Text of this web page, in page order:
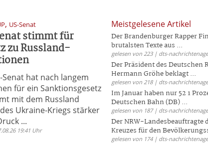
, US-Senat
stimmt für
zu Russland-
Senat hat nach langem
für ein Sanktionsgesetz
mit dem Russland
Ukraine-Kriegs stärker
...
19:41 Uhr
Meistgelesene Artikel
Der Brandenburger Rapper
brutalsten Texte aus ...
gelesen von 223 | dts-
Der Präsident des Deutschen
Hermann Gröhe beklagt ...
gelesen von 218 | dts-
Im Januar haben nur 52 1
Deutschen Bahn (DB) ...
gelesen von 187 | dts-
Der NRW-Landesbeauftragte
Kreuzes für den
gelesen von 174 | dts-